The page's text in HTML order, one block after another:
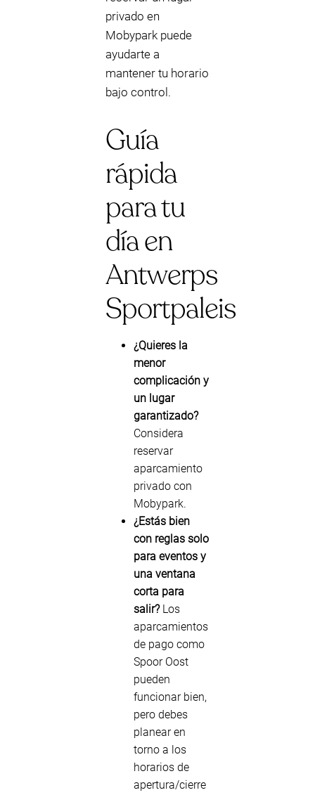
privado en
Mobypark puede
ayudarte a
mantener tu horario
bajo control.
Guía
rápida
para tu
día en
Antwerps
Sportpaleis
¿Quieres la
menor
complicación y
un lugar
garantizado?
Considera
reservar
aparcamiento
privado con
Mobypark.
¿Estás bien
con reglas solo
para eventos y
una ventana
corta para
salir?Los
aparcamientos
de pago como
Spoor Oost
pueden
funcionar bien,
pero debes
planear en
torno a los
horarios de
apertura/cierre